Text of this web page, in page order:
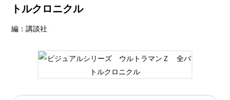
トルクロニクル
編：講談社